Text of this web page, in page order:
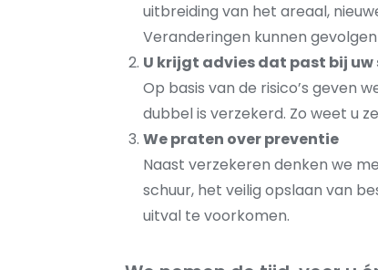
uitbreiding van het areaal,
Veranderingen kunnen
U krijgt advies dat past bij
Op basis van de risico’s geven
dubbel is verzekerd. Zo weet u
We praten over preventie
Naast verzekeren denken we
schuur, het veilig opslaan van
uitval te voorkomen.